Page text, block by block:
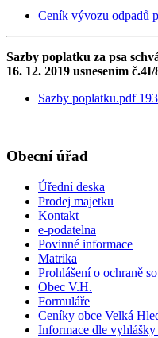
Ceník vývozu odpadů
Sazby poplatku za psa
16. 12. 2019 usnesením
Sazby poplatku.pdf
Obecní úřad
Úřední deska
Prodej majetku
Kontakt
e-podatelna
Povinné informace
Matrika
Prohlášení o ochraně
Obec V.H.
Formuláře
Ceníky obce Velká
Informace dle vyhlášky